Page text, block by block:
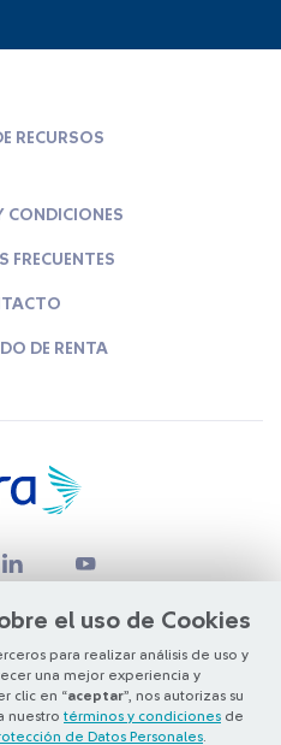
el uso de Cookies
para realizar análisis de uso y
una mejor experiencia y
clic en “aceptar”, nos autorizas su
nuestro términos y condiciones de
de Datos Personales
RECURSOS
CONDICIONES
FRECUENTES
DE RENTA
SURA 2026